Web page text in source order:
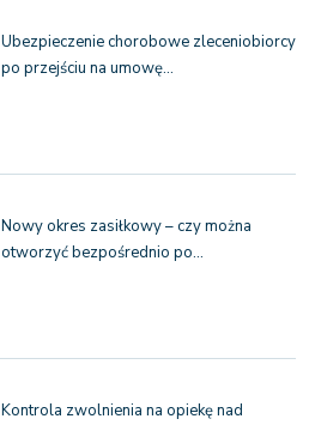
Ubezpieczenie chorobowe zleceniobiorcy
po przejściu na umowę…
Nowy okres zasiłkowy – czy można
otworzyć bezpośrednio po…
Kontrola zwolnienia na opiekę nad